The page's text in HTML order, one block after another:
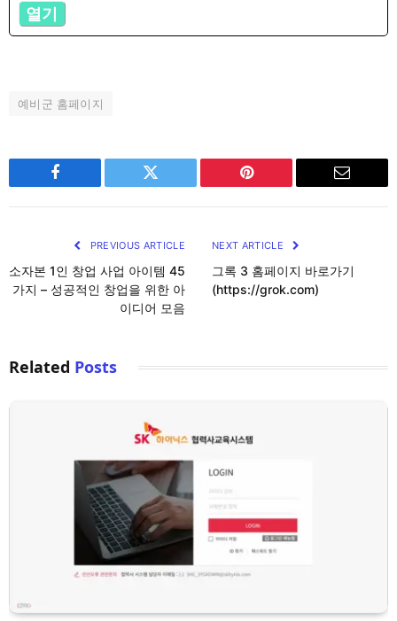
열기
예비군 홈페이지
Facebook Twitter Pinterest Email
PREVIOUS ARTICLE
소자본 1인 창업 사업 아이템 45
가지 – 성공적인 창업을 위한 아
이디어 모음
NEXT ARTICLE
그록 3 홈페이지 바로가기
(https://grok.com)
Related Posts